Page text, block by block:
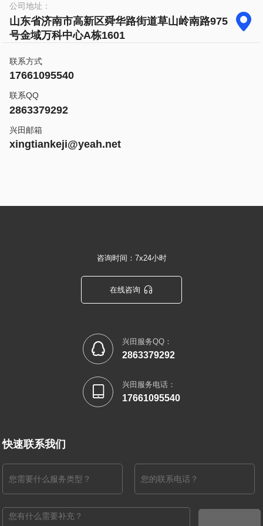
公司地址：
山东省济南市高新区舜华路街道草山岭南路975
号金域万科中心A栋1601

联系方式
17661095540
联系QQ
2863379292
兴田邮箱
xingtiankeji@yeah.net
咨询时间：7x24小时
在线咨询 
 兴田服务QQ：
2863379292
 兴田服务电话：
17661095540
快速联系我们